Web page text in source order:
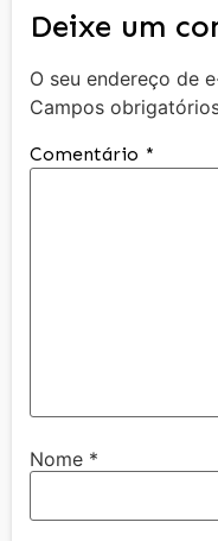
Deixe um
O seu endereço de
Campos
Comentário *
Nome *